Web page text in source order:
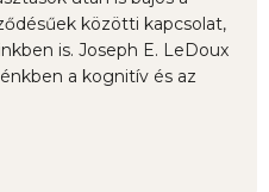
közötti kapcsolat,
is. Joseph E. LeDoux
a kognitív és az